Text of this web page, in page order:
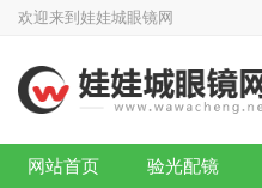
欢迎来到娃娃城眼镜网
网站首页 验光配镜